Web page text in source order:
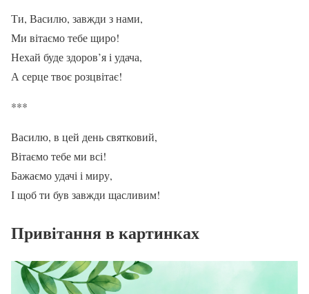
Ти, Василю, завжди з нами,
Ми вітаємо тебе щиро!
Нехай буде здоров’я і удача,
А серце твоє розцвітає!
***
Василю, в цей день святковий,
Вітаємо тебе ми всі!
Бажаємо удачі і миру,
І щоб ти був завжди щасливим!
Привітання в картинках